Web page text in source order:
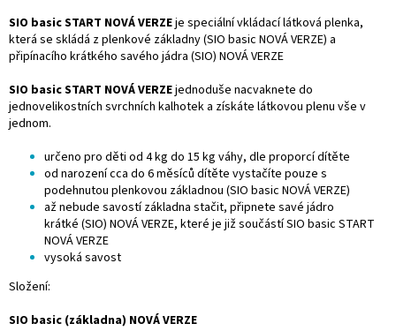
SIO basic START NOVÁ VERZEje speciální vkládací látková plenka,
která se skládá z plenkové základny (SIO basic NOVÁ VERZE) a
připínacího krátkého savého jádra (SIO) NOVÁ VERZE
SIO basic START NOVÁ VERZEjednoduše nacvaknete do
jednovelikostních svrchních kalhotek a získáte látkovou plenu vše v
jednom.
určeno pro děti od 4 kg do 15 kg váhy, dle proporcí dítěte
od narození cca do 6 měsíců dítěte vystačíte pouze s
podehnutou plenkovou základnou (SIO basic NOVÁ VERZE)
až nebude savostí základna stačit, připnete savé jádro
krátké (SIO) NOVÁ VERZE, které je již součástí SIO basic START
NOVÁ VERZE
vysoká savost
Složení:
SIO basic (základna) NOVÁ VERZE